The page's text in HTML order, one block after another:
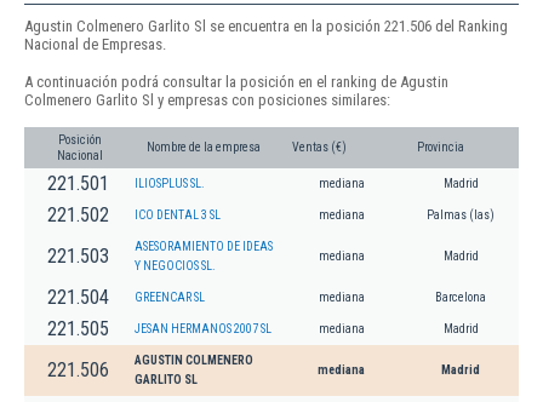
Agustin Colmenero Garlito Sl se encuentra en la posición 221.506 del Ranking
Nacional de Empresas.
A continuación podrá consultar la posición en el ranking de Agustin
Colmenero Garlito Sl y empresas con posiciones similares:
Posición
Nacional
Nombre de la empresa Ventas (€) Provincia
221.501 ILIOSPLUS SL. mediana Madrid
221.502 ICO DENTAL 3 SL mediana Palmas (las)
221.503
ASESORAMIENTO DE IDEAS
Y NEGOCIOS SL.
mediana Madrid
221.504 GREENCAR SL mediana Barcelona
221.505 JESAN HERMANOS 2007 SL mediana Madrid
221.506
AGUSTIN COLMENERO
GARLITO SL
mediana Madrid